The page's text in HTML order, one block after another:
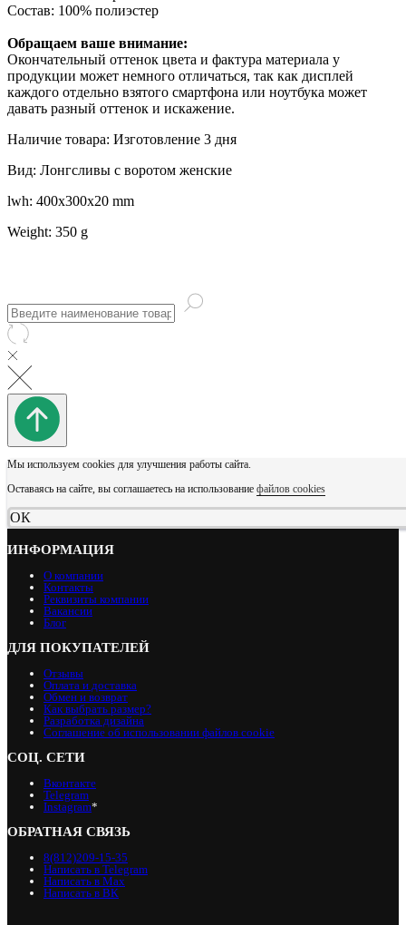
Состав: 100% полиэстер
Обращаем ваше внимание:
Окончательный оттенок цвета и фактура материала у
продукции может немного отличаться, так как дисплей
каждого отдельно взятого смартфона или ноутбука может
давать разный оттенок и искажение.
Наличие товара: Изготовление 3 дня
Вид: Лонгсливы с воротом женские
lwh: 400x300x20 mm
Weight: 350 g
Мы используем cookies для улучшения работы сайта.
Оставаясь на сайте, вы соглашаетесь на использование файлов cookies
ОК
ИНФОРМАЦИЯ
О компании
Контакты
Реквизиты компании
Вакансии
Блог
ДЛЯ ПОКУПАТЕЛЕЙ
Отзывы
Оплата и доставка
Обмен и возврат
Как выбрать размер?
Разработка дизайна
Соглашение об использовании файлов cookie
СОЦ. СЕТИ
Вконтакте
Telegram
Instagram*
ОБРАТНАЯ СВЯЗЬ
8(812)209-15-35
Написать в Telegram
Написать в Max
Написать в ВК